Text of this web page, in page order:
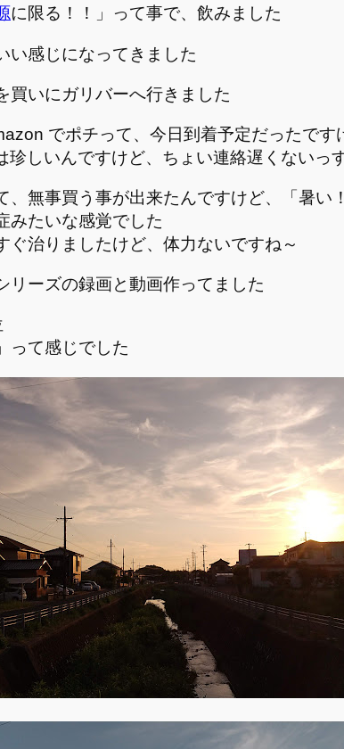
に限る！！」って事で、飲みました
い感じになってきました
買いにガリバーへ行きました
でポチって、今日到着予定だったで
珍しいんですけど、ちょい連絡遅くないっ
、無事買う事が出来たんですけど、「暑い
みたいな感覚でした
ぐ治りましたけど、体力ないですね～
リーズの録画と動画作ってました
って感じでした